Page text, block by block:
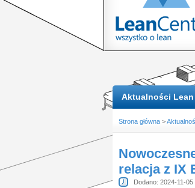
Aktualności Lean
Strona główna >
relacja z IX
Dodano: 2024-11-05